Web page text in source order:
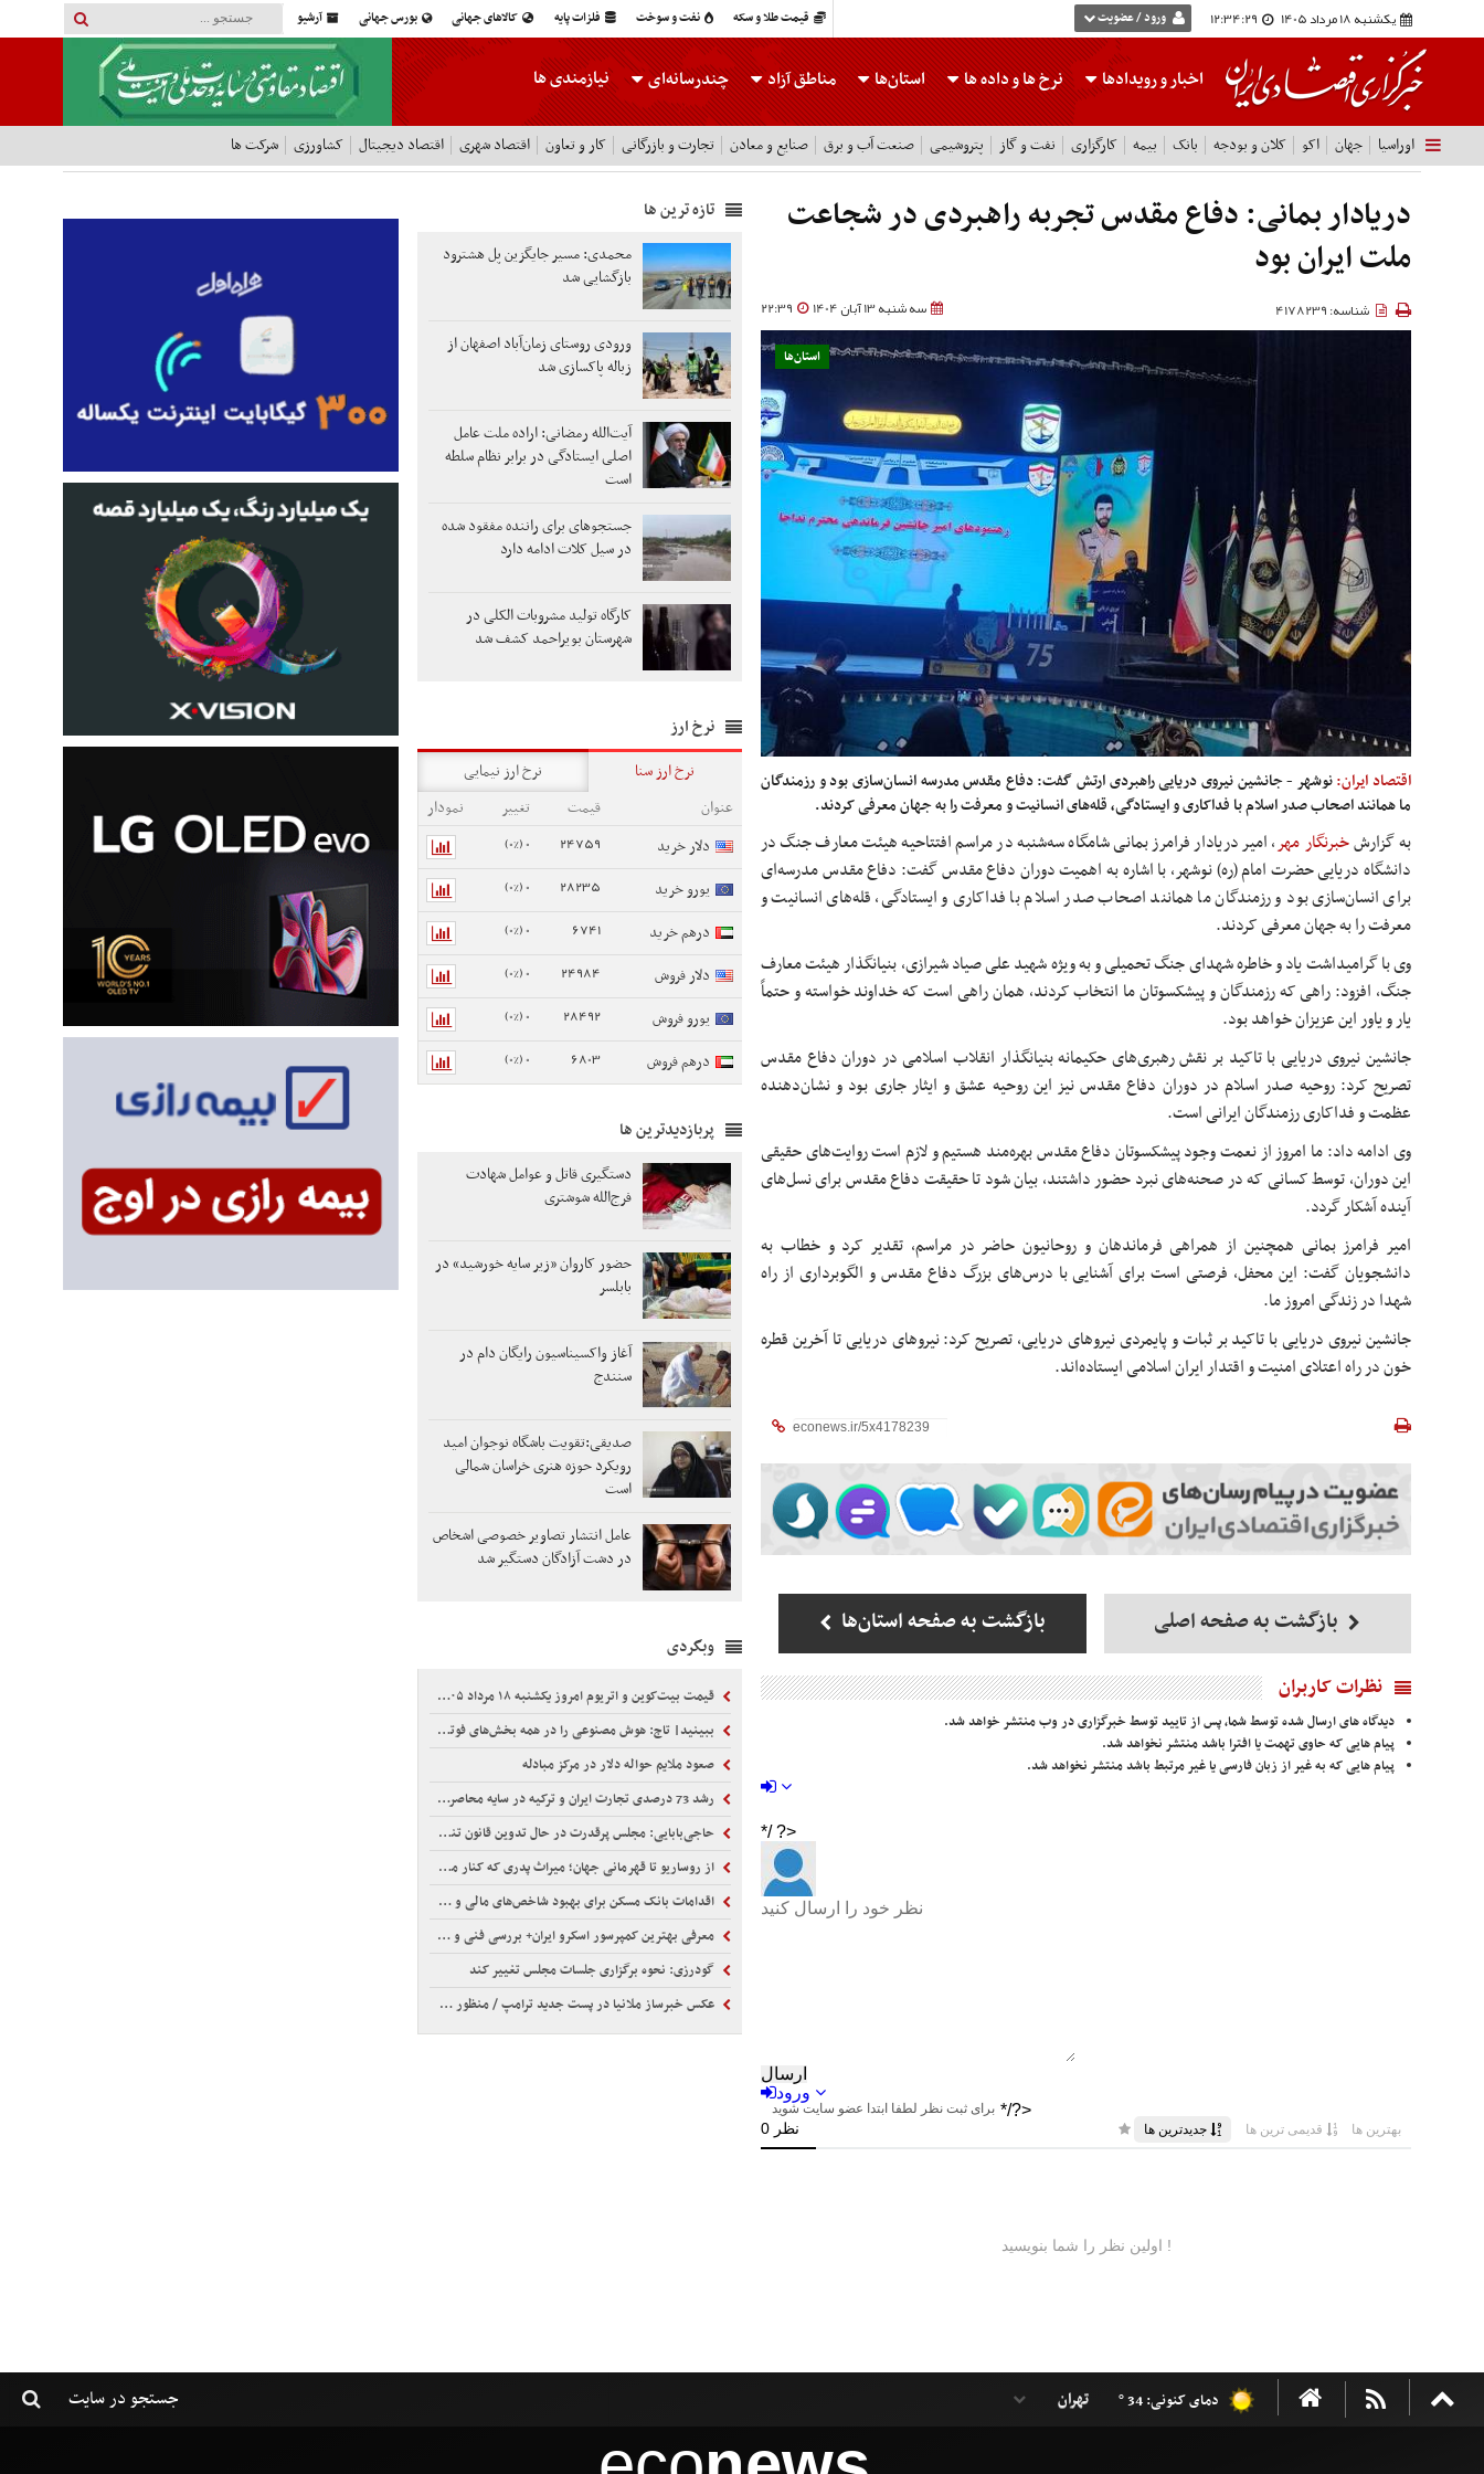
قیمت طلا و سکه نفت و سوخت فلزات پایه کالاهای جهانی بورس جهانی آرشیو یکشنبه 18 مرداد 1405 12:34:30 ورود / عضویت
اخبار و رویدادها نرخ هاو داده ها استان‌ها مناطق آزاد چندرسانه‌ای نیازمندی ها
اوراسیا جهان اکو کلان و بودجه بانک بیمه کارگزاری نفت و گاز پتروشیمی صنعت آب و برق صنایع و معادن تجارت و بازرگانی کار و تعاون اقتصاد شهری اقتصاد دیجیتال کشاورزی شرکت ها
دریادار بمانی: دفاع مقدس تجربه راهبردی در شجاعت
ملت ایران بود
سه شنبه 13 آبان 1404 22:39 شناسه: 4178239
استان‌ها
اقتصاد ایران:نوشهر - جانشین نیروی دریایی راهبردی ارتش گفت: دفاع مقدس مدرسه انسان‌سازی بود و رزمندگان
ما همانند اصحاب صدر اسلام با فداکاری و ایستادگی، قله‌های انسانیت و معرفت را به جهان معرفی کردند.
به گزارشخبرنگار مهر، امیر دریادار فرامرز بمانی شامگاه سه‌شنبه در مراسم افتتاحیه هیئت معارف جنگ در
دانشگاه دریایی حضرت امام (ره) نوشهر، با اشاره به اهمیت دوران دفاع مقدس گفت: دفاع مقدس مدرسه‌ای
برای انسان‌سازی بود و رزمندگان ما همانند اصحاب صدر اسلام با فداکاری و ایستادگی، قله‌های انسانیت و
معرفت را به جهان معرفی کردند.
وی با گرامیداشت یاد و خاطره شهدای جنگ تحمیلی و به ویژه شهید علی صیاد شیرازی، بنیانگذار هیئت معارف
جنگ، افزود: راهی که رزمندگان و پیشکسوتان ما انتخاب کردند، همان راهی است که خداوند خواسته و حتماً
یار و یاور این عزیزان خواهد بود.
جانشین نیروی دریایی با تاکید بر نقش رهبری‌های حکیمانه بنیانگذار انقلاب اسلامی در دوران دفاع مقدس
تصریح کرد: روحیه صدر اسلام در دوران دفاع مقدس نیز این روحیه عشق و ایثار جاری بود و نشان‌دهنده
عظمت و فداکاری رزمندگان ایرانی است.
وی ادامه داد: ما امروز از نعمت وجود پیشکسوتان دفاع مقدس بهره‌مند هستیم و لازم است روایت‌های حقیقی
این دوران، توسط کسانی که در صحنه‌های نبرد حضور داشتند، بیان شود تا حقیقت دفاع مقدس برای نسل‌های
آینده آشکار گردد.
امیر فرامرز بمانی همچنین از همراهی فرماندهان و روحانیون حاضر در مراسم، تقدیر کرد و خطاب به
دانشجویان گفت: این محفل، فرصتی است برای آشنایی با درس‌های بزرگ دفاع مقدس و الگوبرداری از راه
شهدا در زندگی امروز ما.
جانشین نیروی دریایی با تاکید بر ثبات و پایمردی نیروهای دریایی، تصریح کرد: نیروهای دریایی تا آخرین قطره
خون در راه اعتلای امنیت و اقتدار ایران اسلامی ایستاده‌اند.
بازگشت به صفحه اصلی بازگشت به صفحه استان‌ها
نظرات کاربران
دیدگاه های ارسال شده توسط شما، پس از تایید توسط خبرگزاری در وب منتشر خواهد شد.
پیام هایی که حاوی تهمت یا افترا باشد منتشر نخواهد شد.
پیام هایی که به غیر از زبان فارسی یا غیر مرتبط باشد منتشر نخواهد شد.
تازه ترین ها
محمدی: مسیر جایگزین پل هشترود
بازگشایی شد
ورودی روستای زمان‌آباد اصفهان از
زباله پاکسازی شد
آیت‌الله رمضانی: اراده ملت عامل
اصلی ایستادگی در برابر نظام سلطه
است
جستجوهای برای راننده مفقود شده
در سیل کلات ادامه دارد
کارگاه تولید مشروبات الکلی در
شهرستان بویراحمد کشف شد
نرخ ارز
نرخ ارز سنا
نرخ ارز نیمایی
عنوان
قیمت تغییر
نمودار
دلار خرید
24759
0 (0%)
یورو خرید 28235
0 (0%)
درهم خرید 6741
0 (0%)
دلار فروش 24984
0 (0%)
یورو فروش 28492
0 (0%)
درهم فروش 6803
0 (0%)
پربازدیدترین ها
دستگیری قاتل و عوامل شهادت
فرج‌الله شوشتری
حضور کاروان «زیر سایه خورشید» در
بابلسر
آغاز واکسیناسیون رایگان دام در
سنندج
صدیقی:تقویت باشگاه نوجوان امید
رویکرد حوزه هنری خراسان شمالی
است
عامل انتشار تصاویر خصوصی اشخاص
در دشت آزادگان دستگیر شد
وبگردی
قیمت بیت‌کوین و اتریوم امروز یکشنبه ۱۸ مرداد ۱۴۰۵/ کاهش قیمت بیت‌کوین
ببینید| تاج: هوش مصنوعی را در همه بخش‌های فوتبال گسترش می‌دهیم
صعود ملایم حواله دلار در مرکز مبادله
رشد 73 درصدی تجارت ایران و ترکیه در سایه محاصره دریایی
حاجی‌بابایی: مجلس پرقدرت در حال تدوین قانون تنگه هرمز است
از روساریو تا قهرمانی جهان؛ میراث پدری که کنار مسی ماند
اقدامات بانک مسکن برای بهبود شاخص‌های مالی و تقویت ساختار سرمایه
معرفی بهترین کمپرسور اسکرو ایران+ بررسی فنی و راهنمای خرید
گودرزی: نحوه برگزاری جلسات مجلس تغییر کند
عکس خبرساز ملانیا در پست جدید ترامپ / منظور رئیس جمهور آمریکا چیست؟
دمای کنونی: 34 °